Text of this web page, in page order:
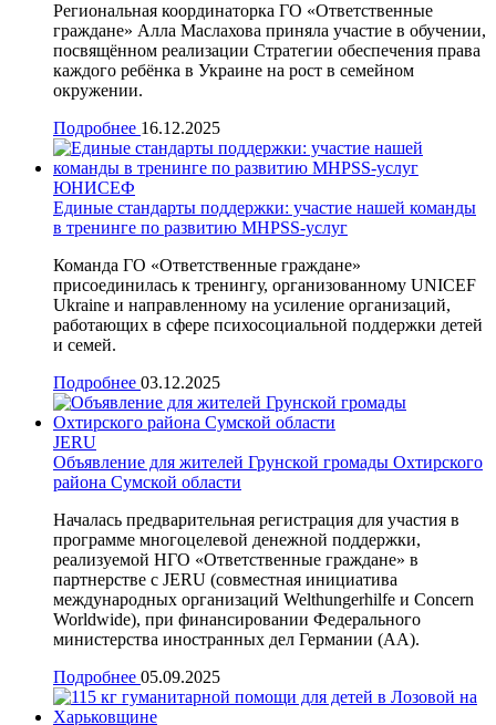
Региональная координаторка ГО «Ответственные
граждане» Алла Маслахова приняла участие в обучении,
посвящённом реализации Стратегии обеспечения права
каждого ребёнка в Украине на рост в семейном
окружении.
Подробнее 16.12.2025
ЮНИСЕФ
Единые стандарты поддержки: участие нашей команды
в тренинге по развитию MHPSS-услуг
Команда ГО «Ответственные граждане»
присоединилась к тренингу, организованному UNICEF
Ukraine и направленному на усиление организаций,
работающих в сфере психосоциальной поддержки детей
и семей.
Подробнее 03.12.2025
JERU
Объявление для жителей Грунской громады Охтирского
района Сумской области
Началась предварительная регистрация для участия в
программе многоцелевой денежной поддержки,
реализуемой НГО «Ответственные граждане» в
партнерстве с JERU (совместная инициатива
международных организаций Welthungerhilfe и Concern
Worldwide), при финансировании Федерального
министерства иностранных дел Германии (AA).
Подробнее 05.09.2025